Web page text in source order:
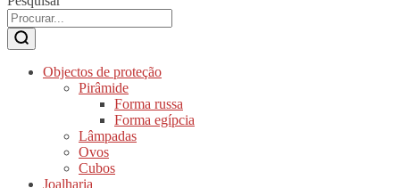
Objectos de proteção
Pirâmide
Forma russa
Forma egípcia
Lâmpadas
Ovos
Cubos
Joalharia